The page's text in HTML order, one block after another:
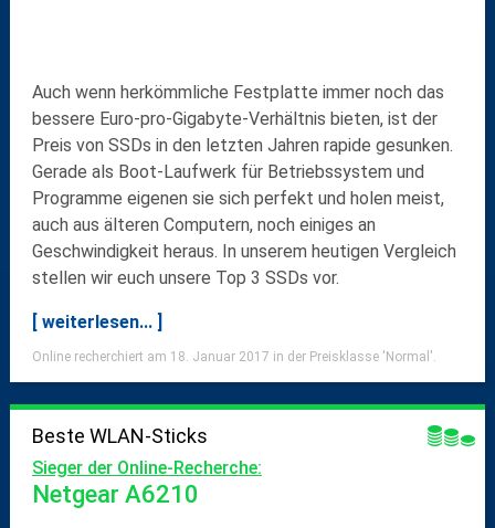
Auch wenn herkömmliche Festplatte immer noch das
bessere Euro-pro-Gigabyte-Verhältnis bieten, ist der
Preis von SSDs in den letzten Jahren rapide gesunken.
Gerade als Boot-Laufwerk für Betriebssystem und
Programme eigenen sie sich perfekt und holen meist,
auch aus älteren Computern, noch einiges an
Geschwindigkeit heraus. In unserem heutigen Vergleich
stellen wir euch unsere Top 3 SSDs vor.
[ weiterlesen... ]
Online recherchiert am 18. Januar 2017 in der Preisklasse 'Normal'.
Beste WLAN-Sticks
Sieger der Online-Recherche:
Netgear A6210